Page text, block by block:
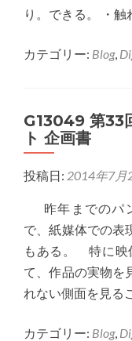
り。できる。 ・触
カテゴリー: Blog,
G13049 第33
ト 企画書
投稿日: 2014年7月
昨年までのパ
で、紙媒体での表
もある。 特に映
て、作品の実物を
れない側面を見る
カテゴリー: Blog,